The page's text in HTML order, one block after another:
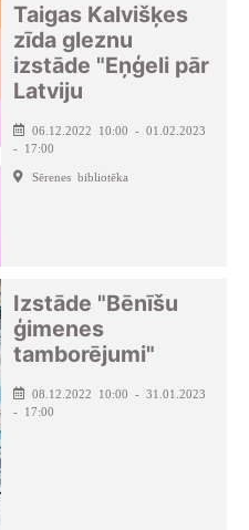
Taigas Kalvišķes
zīda gleznu
izstāde "Eņģeli pār
Latviju
06.12.2022 10:00 - 01.02.2023
- 17:00
Sērenes bibliotēka
Izstāde "Bēnīšu
ģimenes
tamborējumi"
08.12.2022 10:00 - 31.01.2023
- 17:00